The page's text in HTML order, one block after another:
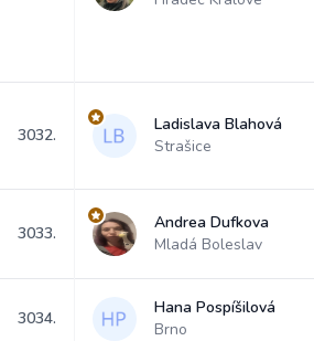
3032.
Ladislava Blahová
Strašice
3033.
Andrea Dufkova
Mladá Boleslav
3034.
Hana Pospíšilová
Brno